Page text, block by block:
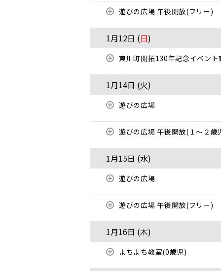
遊びの広場 午後開放(フリー)
1月12日 (日)
東川町開拓130年記念イベン
1月14日 (火)
遊びの広場
遊びの広場 午後開放(１～２歳
1月15日 (水)
遊びの広場
遊びの広場 午後開放(フリー)
1月16日 (木)
よちよち教室(0歳児)